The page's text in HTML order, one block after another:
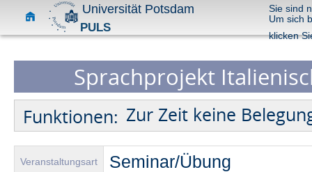
Universität Potsdam
PULS
Sie sind
Um sich
klicken
Sprachprojekt
Funktionen: Zur Zeit keine
Veranstaltungsart Seminar/Übung